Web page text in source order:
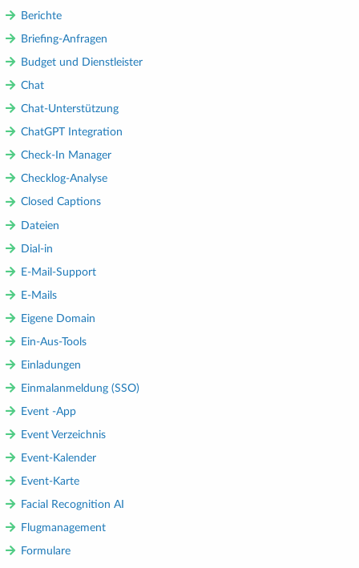
Berichte
Briefing-Anfragen
Budget und Dienstleister
Chat
Chat-Unterstützung
ChatGPT Integration
Check-In Manager
Checklog-Analyse
Closed Captions
Dateien
Dial-in
E-Mail-Support
E-Mails
Eigene Domain
Ein-Aus-Tools
Einladungen
Einmalanmeldung (SSO)
Event -App
Event Verzeichnis
Event-Kalender
Event-Karte
Facial Recognition AI
Flugmanagement
Formulare